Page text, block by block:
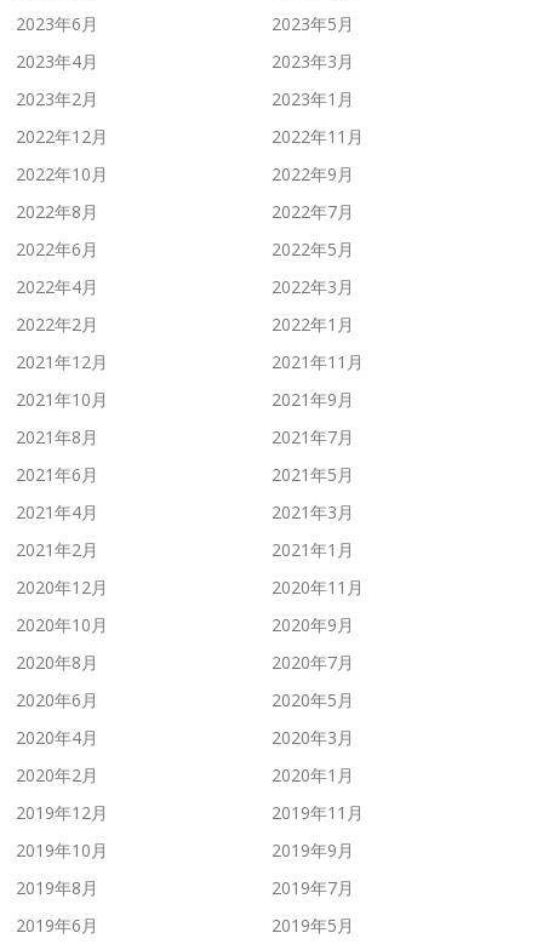
2023年6月
2023年5月
2023年4月
2023年3月
2023年2月
2023年1月
2022年12月
2022年11月
2022年10月
2022年9月
2022年8月
2022年7月
2022年6月
2022年5月
2022年4月
2022年3月
2022年2月
2022年1月
2021年12月
2021年11月
2021年10月
2021年9月
2021年8月
2021年7月
2021年6月
2021年5月
2021年4月
2021年3月
2021年2月
2021年1月
2020年12月
2020年11月
2020年10月
2020年9月
2020年8月
2020年7月
2020年6月
2020年5月
2020年4月
2020年3月
2020年2月
2020年1月
2019年12月
2019年11月
2019年10月
2019年9月
2019年8月
2019年7月
2019年6月
2019年5月